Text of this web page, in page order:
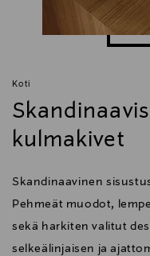
Koti
kulmakivet
Skandinaavinen
Pehmeät muodot,
sekä harkiten valitut
selkeälinjaisen ja